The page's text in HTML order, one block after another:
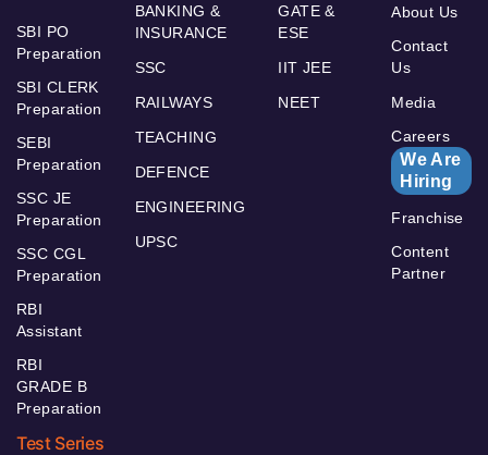
SBI PO
Preparation
SBI CLERK
Preparation
SEBI
Preparation
SSC JE
Preparation
SSC CGL
Preparation
RBI
Assistant
RBI
GRADE B
Preparation
BANKING &
INSURANCE
SSC
RAILWAYS
TEACHING
DEFENCE
ENGINEERING
UPSC
GATE &
ESE
IIT JEE
NEET
About Us
Contact
Us
Media
Careers
We Are
Hiring
Franchise
Content
Partner
Test Series